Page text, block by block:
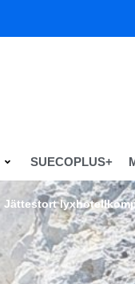
SUECOPLUS+
Jättestort